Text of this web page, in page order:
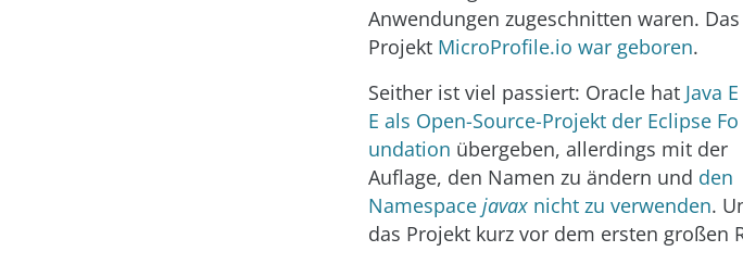
Anwendungen zugeschnitten waren. Das
Projekt MicroProfile.io war geboren.
Seither ist viel passiert: Oracle hat Java E
E als Open-Source-Projekt der Eclipse Fo
undation übergeben, allerdings mit der
Auflage, den Namen zu ändern und den
Namespace javax nicht zu verwenden.
das Projekt kurz vor dem ersten großen